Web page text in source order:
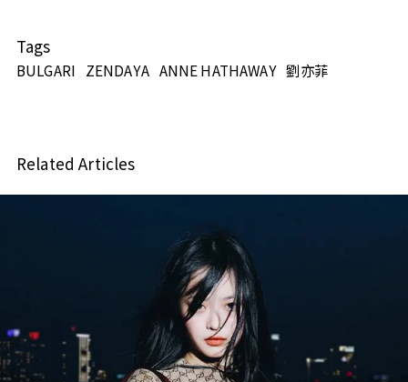
Tags
BULGARI ZENDAYA ANNE HATHAWAY 劉亦菲
Related Articles